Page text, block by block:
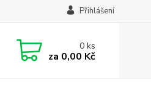
Přihlášení
0ks
za 0,00 Kč